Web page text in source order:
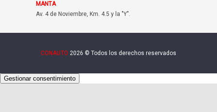
MANTA
Av. 4 de Noviembre, Km. 4.5 y la "Y".
CONAUTO 2026 © Todos los derechos reservados
Gestionar consentimiento